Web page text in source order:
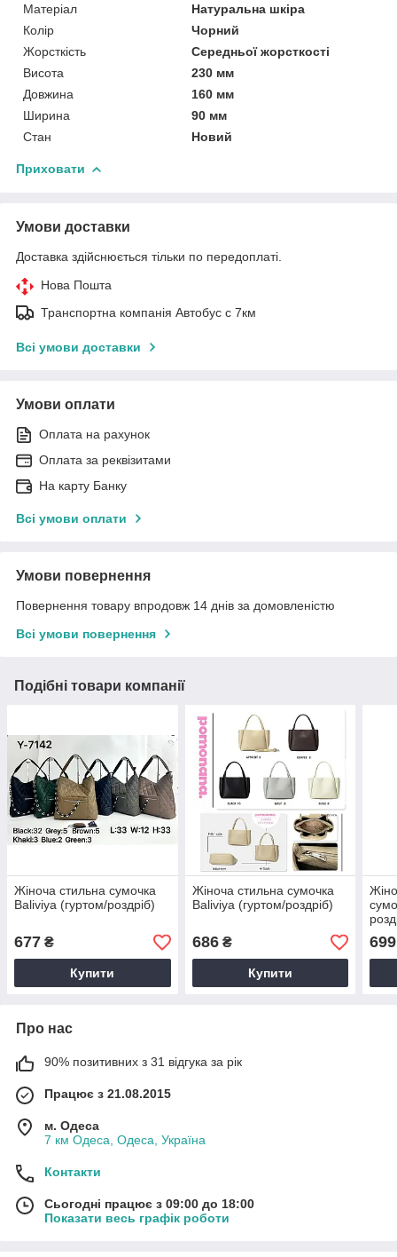
Матеріал
Натуральна шкіра
Колір
Чорний
Жорсткість
Середньої жорсткості
Висота
230 мм
Довжина
160 мм
Ширина
90 мм
Стан
Новий
Приховати
Умови доставки
Доставка здійснюється тільки по передоплаті.
Нова Пошта
Транспортна компанія Автобус с 7км
Всі умови доставки
Умови оплати
Оплата на рахунок
Оплата за реквізитами
На карту Банку
Всі умови оплати
Умови повернення
Повернення товару впродовж 14 днів за домовленістю
Всі умови повернення
Подібні товари компанії
Жіноча стильна сумочка
Baliviya (гуртом/роздріб)
677 ₴
Купити
Жіноча стильна сумочка
Baliviya (гуртом/роздріб)
686₴
Купити
699
Про нас
90% позитивних з 31 відгука за рік
Працює з 21.08.2015
м. Одеса
7 км Одеса, Одеса, Україна
Контакти
Сьогодні працює з 09:00 до 18:00
Показати весь графік роботи